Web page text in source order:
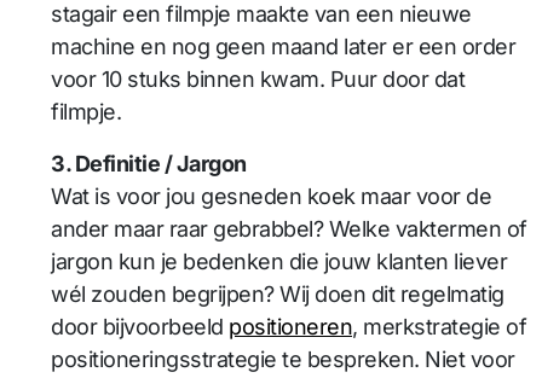
stagair een filmpje maakte van een nieuwe
machine en nog geen maand later er een order
voor 10 stuks binnen kwam. Puur door dat
filmpje.
3. Definitie / Jargon
Wat is voor jou gesneden koek maar voor de
ander maar raar gebrabbel? Welke vaktermen of
jargon kun je bedenken die jouw klanten liever
wél zouden begrijpen? Wij doen dit regelmatig
door bijvoorbeeld positioneren, merkstrategie of
positioneringsstrategie te bespreken. Niet voor